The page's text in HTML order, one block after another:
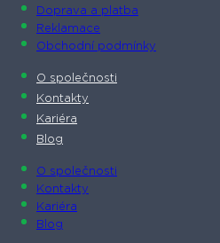
Doprava a platba
Reklamace
Obchodní podmínky
O společnosti​
Kontakty
Kariéra
Blog
O společnosti​
Kontakty
Kariéra
Blog